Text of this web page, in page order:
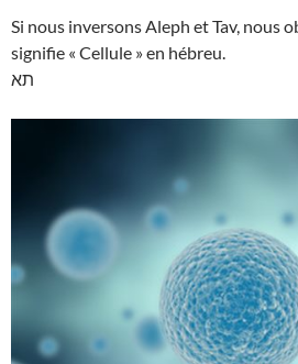
Si nous inversons Aleph et Tav, nous
signifie « Cellule » en hébreu.
תא